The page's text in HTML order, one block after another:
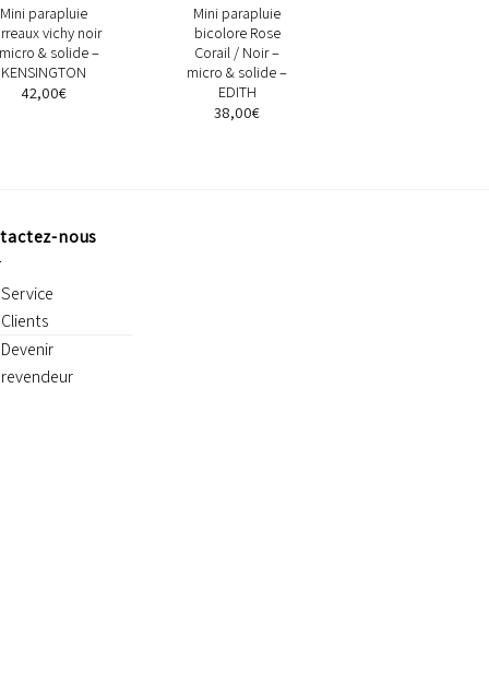
Mini parapluie
vichy noir
& solide –
KENSINGTON
42,00€
Mini parapluie
bicolore Rose
Corail / Noir –
micro & solide –
EDITH
38,00€
nous
Service
Clients
Devenir
revendeur